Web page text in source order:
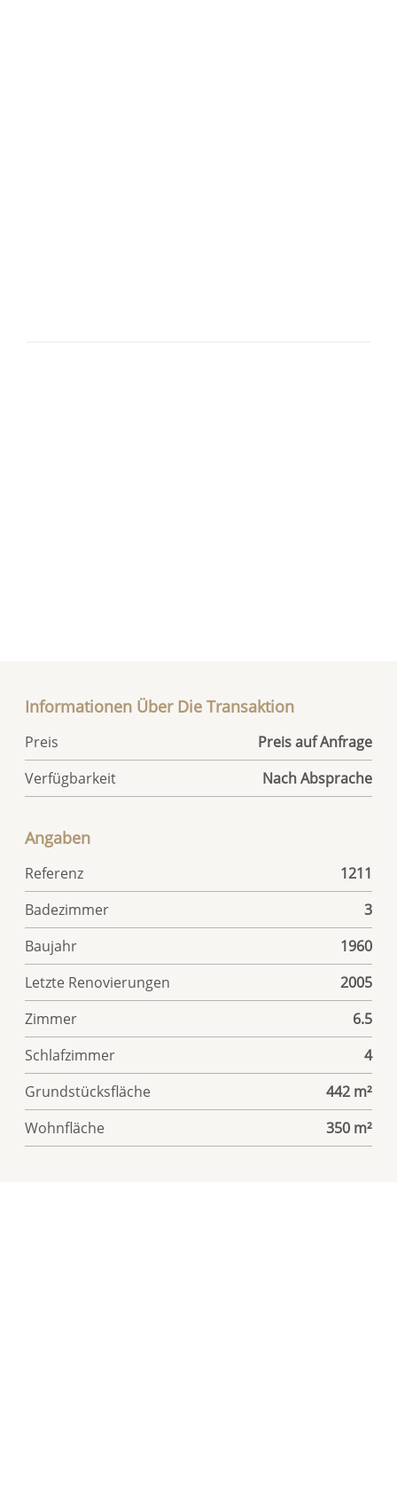
Informationen Über Die Transaktion
Preis
Preis auf Anfrage
Verfügbarkeit
Nach Absprache
Angaben
Referenz
1211
Badezimmer
3
Baujahr
1960
Letzte Renovierungen
2005
Zimmer
6.5
Schlafzimmer
4
Grundstücksfläche
442 m²
Wohnfläche
350 m²